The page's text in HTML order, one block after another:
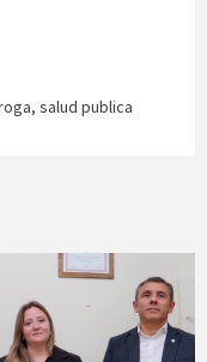
, salud publica